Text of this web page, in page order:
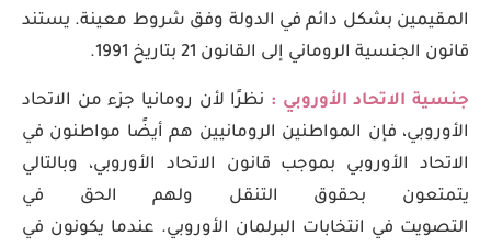
المقيمين بشكل دائم في الدولة وفق شروط معينة. يستند
قانون الجنسية الروماني إلى القانون 21 بتاريخ 1991.
جنسية الاتحاد الأوروبي : نظرًا لأن رومانيا جزء من الاتحاد
الأوروبي، فإن المواطنين الرومانيين هم أيضًا مواطنون في
الاتحاد الأوروبي بموجب قانون الاتحاد الأوروبي، وبالتالي
يتمتعون بحقوق التنقل ولهم الحق في
التصويت في انتخابات البرلمان الأوروبي. عندما يكونون في